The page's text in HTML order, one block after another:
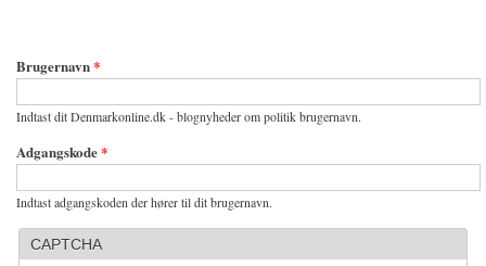
Brugernavn*
Indtast dit Denmarkonline.dk - blognyheder om politik brugernavn.
Adgangskode*
Indtast adgangskoden der hører til dit brugernavn.
CAPTCHA